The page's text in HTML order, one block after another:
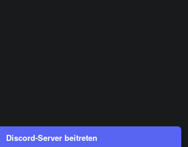
Discord-Server beitreten